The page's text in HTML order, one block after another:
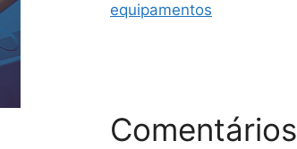
equipamentos
Comentários